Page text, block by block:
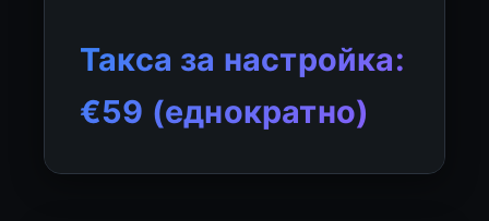
Такса за настройка:
€59 (еднократно)